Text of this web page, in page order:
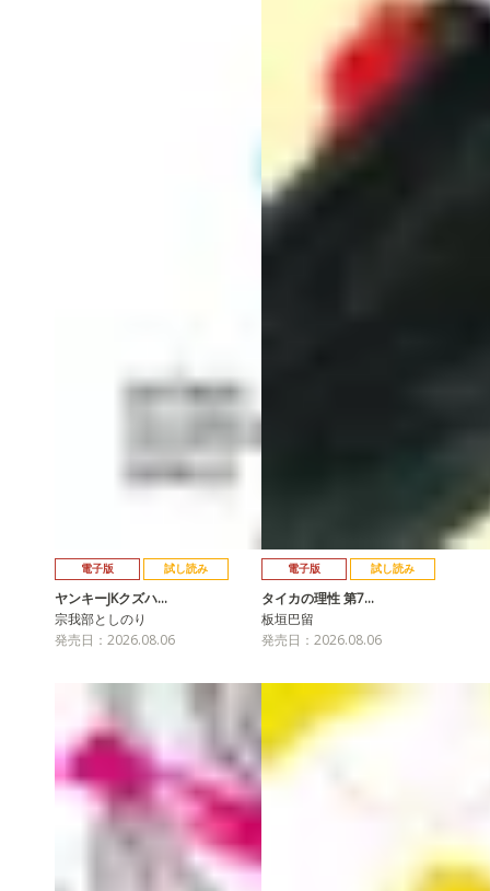
電子版 試し読み
ヤンキーJKクズハ…
宗我部としのり
発売日：2026.08.06
電子版 試し読み
タイカの理性 第7…
板垣巴留
発売日：2026.08.06